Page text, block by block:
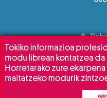
Tokiko informazioa
modu librean kontatzea
Horretarako zure
maitatzeko modurik